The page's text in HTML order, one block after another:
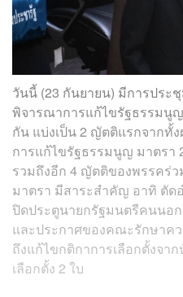
วันนี้ (23 กันยายน) มีการประ
พิจารณาการแก้ไขรัฐธรรมนู
กัน แบ่งเป็น 2 ญัตติแรกจากทั้
การแก้ไขรัฐธรรมนูญ มาตรา
รวมถึงอีก 4 ญัตติของพรรคร่
มาตรา มีสาระสำคัญ อาทิ ตัด
ปิดประตูนายกรัฐมนตรีคนนอ
และประกาศของคณะรักษาค
ถึงแก้ไขกติกาการเลือกตั้งจา
เลือกตั้ง 2 ใบ